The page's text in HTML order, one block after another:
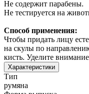
Не содержит парабены.
Не тестируется на
Способ применения:
Чтобы придать лицу
на скулы по
кисть. Уделите
Характеристики
Тип
румяна